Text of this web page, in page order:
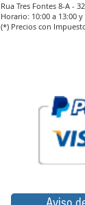
Rua Tres Fontes 8-A -
Horario: 10:00 a 13:00
(*) Precios con